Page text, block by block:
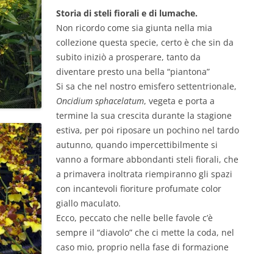
Storia di steli fiorali e di lumache.
Non ricordo come sia giunta nella mia
collezione questa specie, certo è che sin da
subito iniziò a prosperare, tanto da
diventare presto una bella “piantona”
Si sa che nel nostro emisfero settentrionale,
Oncidium sphacelatum, vegeta e porta a
termine la sua crescita durante la stagione
estiva, per poi riposare un pochino nel tardo
autunno, quando impercettibilmente si
vanno a formare abbondanti steli fiorali, che
a primavera inoltrata riempiranno gli spazi
con incantevoli fioriture profumate color
giallo maculato.
Ecco, peccato che nelle belle favole c’è
sempre il “diavolo” che ci mette la coda, nel
caso mio, proprio nella fase di formazione